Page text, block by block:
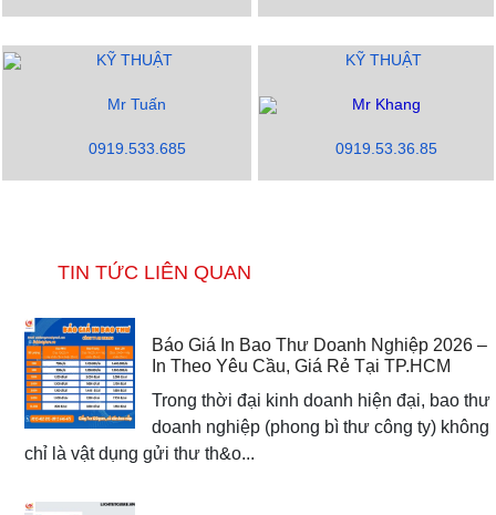
KỸ THUẬT
Mr Tuấn
0919.533.685
KỸ THUẬT
Mr Khang
0919.53.36.85
TIN TỨC LIÊN QUAN
Báo Giá In Bao Thư Doanh Nghiệp 2026 –
In Theo Yêu Cầu, Giá Rẻ Tại TP.HCM
Trong thời đại kinh doanh hiện đại, bao thư
doanh nghiệp (phong bì thư công ty) không
chỉ là vật dụng gửi thư th&o...